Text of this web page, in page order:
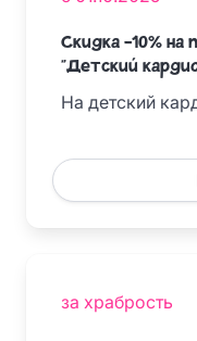
Скидка -10% на
"Детский
На детский
за храбрость